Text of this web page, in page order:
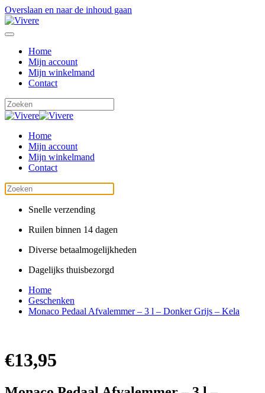
Overslaan en naar de inhoud gaan
Home
Mijn account
Mijn winkelmand
Contact
Home
Mijn account
Mijn winkelmand
Contact
Snelle verzending
Ruilen binnen 14 dagen
Diverse betaalmogelijkheden
Dagelijks thuisbezorgd
Home
Geschenken
Monaco Pedaal Afvalemmer – 3 l – Donker Grijs – Kela
€13,95